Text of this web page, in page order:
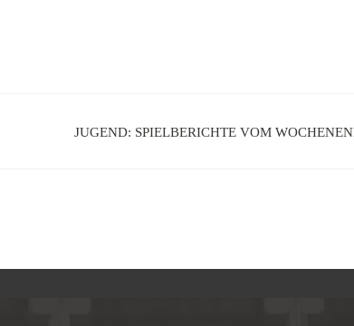
JUGEND: SPIELBERICHTE VOM